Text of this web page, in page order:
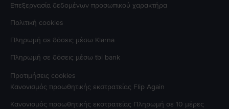
Επεξεργασία δεδομένων προσωπικού χαρακτήρα
Πολιτική cookies
Πληρωμή σε δόσεις μέσω Klarna
Πληρωμή σε δόσεις μέσω tbi bank
Προτιμήσεις cookies
Κανονισμός προωθητικής εκστρατείας Flip Again
Κανονισμός προωθητικής εκστρατείας Πληρωμή σε 10 μέρες